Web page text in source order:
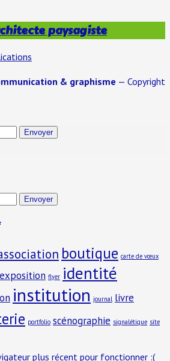
paysagiste
& graphisme — Copyright
Envoyer
Envoyer
boutique carte de vœux
exposition flyer identité
institution journal livre
portfolio scénographie signalétique site
plus récent pour fonctionner :(